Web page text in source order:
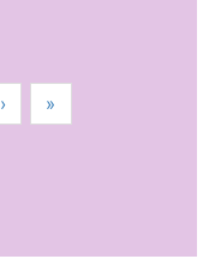
› »